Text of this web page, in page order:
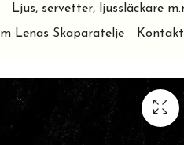
Ljus, servetter, ljussläckare
Lenas Skaparatelje
Kontakt